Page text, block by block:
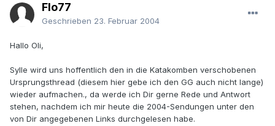
Flo77
Geschrieben 23. Februar 2004
Hallo Oli,
Sylle wird uns hoffentlich den in die Katakomben verschobenen
Ursprungsthread (diesem hier gebe ich den GG auch nicht lange)
wieder aufmachen., da werde ich Dir gerne Rede und Antwort
stehen, nachdem ich mir heute die 2004-Sendungen unter den
von Dir angegebenen Links durchgelesen habe.